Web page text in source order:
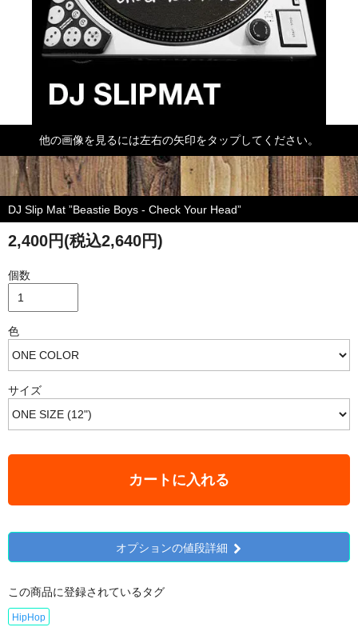
他の画像を見るには左右の矢印をタップしてください。
DJ Slip Mat ”Beastie Boys - Check Your Head”
2,400円(税込2,640円)
個数
色
サイズ
カートに入れる
オプションの値段詳細
この商品に登録されているタグ
HipHop